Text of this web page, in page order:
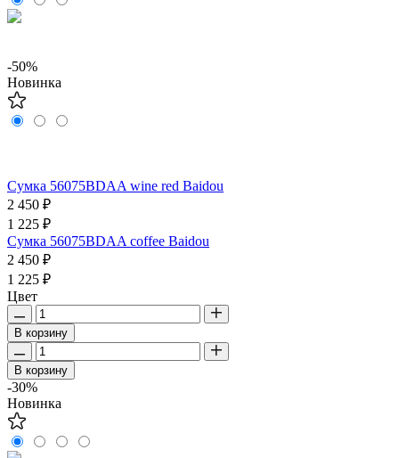
-50%
Новинка
Сумка 56075BDAA wine red Baidou
2 450 ₽
1 225 ₽
Сумка 56075BDAA coffee Baidou
2 450 ₽
1 225 ₽
Цвет
В корзину
В корзину
-30%
Новинка